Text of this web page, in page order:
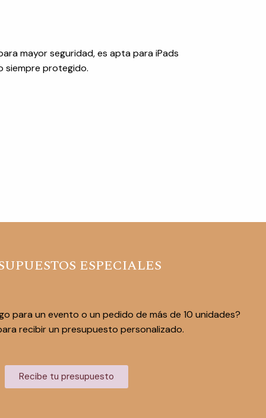
mayor seguridad, es apta para iPads
siempre protegido.
ESPECIALES
para un evento o un pedido de más de 10 unidades?
recibir un presupuesto personalizado.
Recibe tu presupuesto